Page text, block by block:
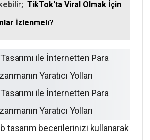
TikTok'ta Viral Olmak İçin
İzlenmeli?
tasarım becerilerinizi kullanarak